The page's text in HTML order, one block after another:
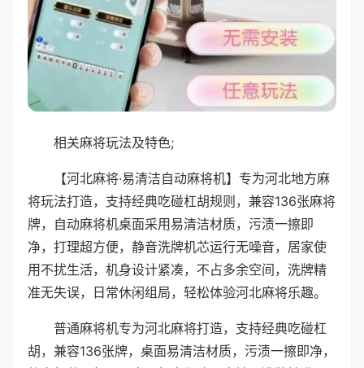
相关麻将玩法及特色;
【河北麻将·易清洁自动麻将机】专为河北地方麻
将玩法打造，支持经典吃碰杠胡规则，兼容136张麻将
牌，自动麻将机桌面采用易清洁材质，污渍一擦即
净，打理超方便，静音洗牌机芯运行无噪音，居家使
用不扰生活，机身设计紧凑，不占多余空间，洗牌精
准无失误，日常休闲组局，轻松体验河北麻将乐趣。
普通麻将机专为河北麻将打造，支持经典吃碰杠
胡，兼容136张牌，桌面易清洁材质，污渍一擦即净，